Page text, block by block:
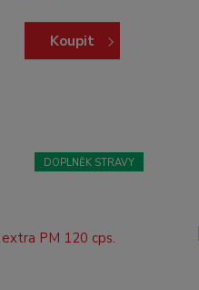
Koupit
DOPLNĚK STRAVY